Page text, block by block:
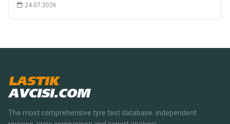
24.07.2026
LASTIK
AVCISI.COM
The most comprehensive tyre test database. independent